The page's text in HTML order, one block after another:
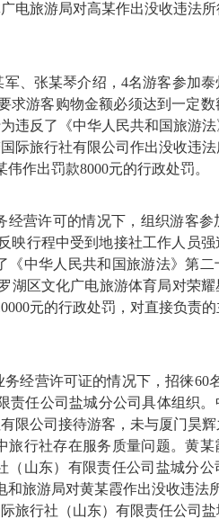
电旅游局对高某作出没收违法所
张某琴介绍，4名游客参加泰
求游客购物金额必须达到一定
违反了《中华人民共和国旅游
际旅行社有限公司作出没收违
作出罚款8000元的行政处罚。
营许可的情况下，组织游客参
映行程中受到地接社工作人员
中华人民共和国旅游法》第二
湖区文化广电旅游体育局对荣
元的行政处罚，对直接负责
营许可证的情况下，招徕60
责任公司盐城分公司具体组织
限公司接待游客，未与厦门昊
行社存在服务质量问题。黄某
（山东）有限责任公司盐城分公
和旅游局对黄某霞作出没收违法
旅行社（山东）有限责任公司